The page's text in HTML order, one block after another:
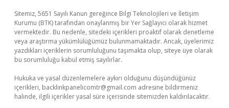
Sitemiz, 5651 Sayılı Kanun gereğince Bilgi Teknolojileri ve İletişim
Kurumu (BTK) tarafından onaylanmış bir Yer Sağlayıcı olarak hizmet
vermektedir. Bu nedenle, sitedeki içerikleri proaktif olarak denetleme
veya araştırma yükümlülüğümüz bulunmamaktadır. Ancak, üyelerimiz
yazdıkları içeriklerin sorumluluğunu taşımakta olup, siteye üye olarak
bu sorumluluğu kabul etmiş sayılırlar.
Hukuka ve yasal düzenlemelere aykırı olduğunu düşündüğünüz
içerikleri, backlinkpanelicomtr@gmail.com adresine bildirmeniz
halinde, ilgili içerikler yasal süre içerisinde sitemizden kaldırılacaktır.